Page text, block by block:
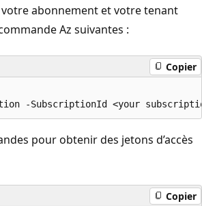
abonnement et votre tenant
Az suivantes :
Copier
pour obtenir des jetons d’accès
Copier